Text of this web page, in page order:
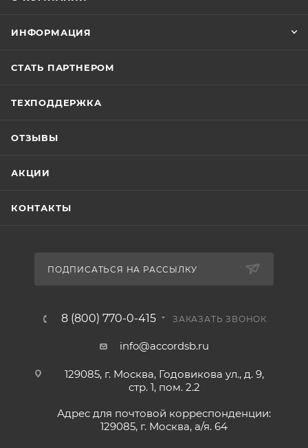
ИНФОРМАЦИЯ
СТАТЬ ПАРТНЕРОМ
ТЕХПОДДЕРЖКА
ОТЗЫВЫ
АКЦИИ
КОНТАКТЫ
ПОДПИСАТЬСЯ НА РАССЫЛКУ
8 (800) 770-0-415 ЗАКАЗАТЬ ЗВОНОК
info@accordsb.ru
129085, г. Москва, Годовикова ул., д. 9,
стр. 1, пом. 2.2
Адрес для почтовой корреспонденции:
129085, г. Москва, а/я. 64